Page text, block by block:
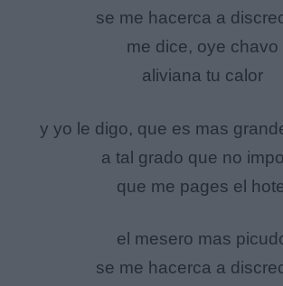
se me hacerca a
me dice, oye chavo
aliviana tu calor
y yo le digo, que es mas
a tal grado que no
que me pages el
el mesero mas
se me hacerca a